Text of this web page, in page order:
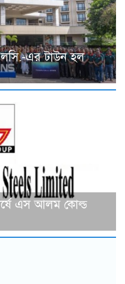
এর টাউন হল
এস আলম কোল্ড